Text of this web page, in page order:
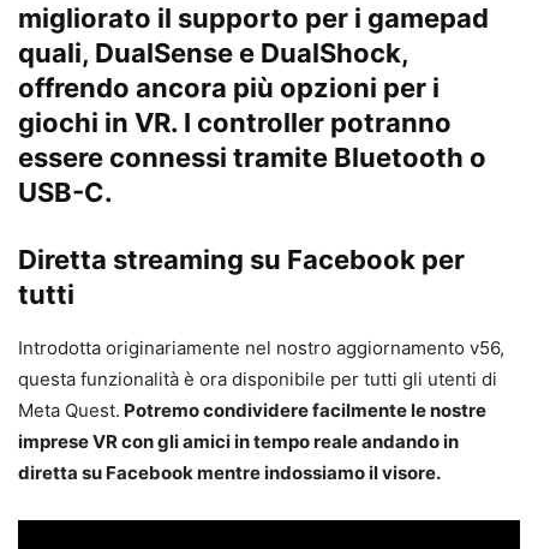
migliorato il supporto per i gamepad
quali, DualSense e DualShock,
offrendo ancora più opzioni per i
giochi in VR. I controller potranno
essere connessi tramite Bluetooth o
USB-C.
Diretta streaming su Facebook per
tutti
Introdotta originariamente nel nostro aggiornamento v56,
questa funzionalità è ora disponibile per tutti gli utenti di
Meta Quest. Potremo condividere facilmente le nostre
imprese VR con gli amici in tempo reale andando in
diretta su Facebook mentre indossiamo il visore.